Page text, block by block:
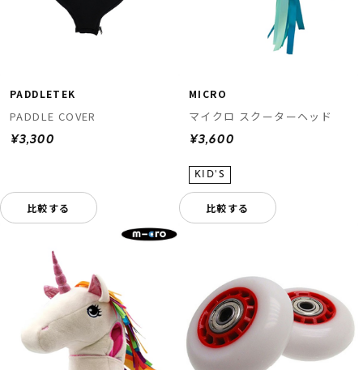
PADDLETEK
PADDLE COVER
¥3,300
比較する
MICRO
マイクロ スクーターヘッド
¥3,600
比較する